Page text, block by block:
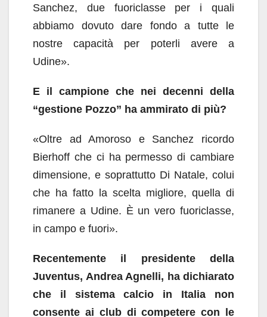
Sanchez, due fuoriclasse per i quali
abbiamo dovuto dare fondo a tutte le
nostre capacità per poterli avere a
Udine».
E il campione che nei decenni della
“gestione Pozzo” ha ammirato di più?
«Oltre ad Amoroso e Sanchez ricordo
Bierhoff che ci ha permesso di cambiare
dimensione, e soprattutto Di Natale, colui
che ha fatto la scelta migliore, quella di
rimanere a Udine. È un vero fuoriclasse,
in campo e fuori».
Recentemente il presidente della
Juventus, Andrea Agnelli, ha dichiarato
che il sistema calcio in Italia non
consente ai club di competere con le